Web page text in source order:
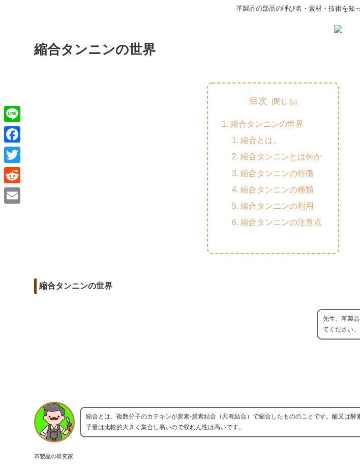
革製品の部品の呼び名・素材・技術を知
縮合タンニンの世界
目次
縮合タンニンの世界
縮合とは。
縮合タンニンとは何か
縮合タンニンの特徴
縮合タンニンの種類
縮合タンニンの利用
縮合タンニンの注意点
縮合タンニンの世界
先生、革製
てください。
革製品の研究家
縮合とは、複数分子のカテキンが炭素-炭素結合（共有結合）で縮合したもののことです。酸又は
子量は比較的大きく集合し易いので収れん性は高いです。
L
i
n
e
F
a
c
e
T
w
i
R